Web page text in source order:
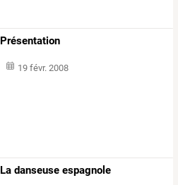
Présentation
19 févr. 2008
La danseuse espagnole